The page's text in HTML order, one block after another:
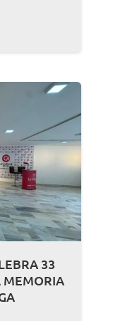
33
MEMORIA